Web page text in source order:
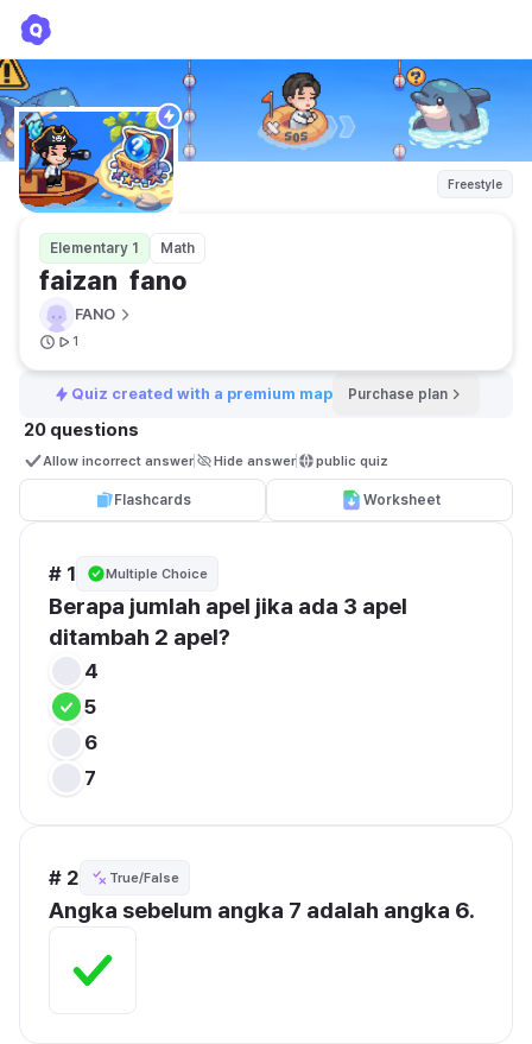
Freestyle
Elementary 1 Math
faizan  fano
FANO
1
Quiz created with a premium map Purchase plan
20 questions
Allow incorrect answer Hide answer public quiz
Flashcards Worksheet
# 1 Multiple Choice
Berapa jumlah apel jika ada 3 apel
ditambah 2 apel?
4
5
6
7
# 2 True/False
Angka sebelum angka 7 adalah angka 6.